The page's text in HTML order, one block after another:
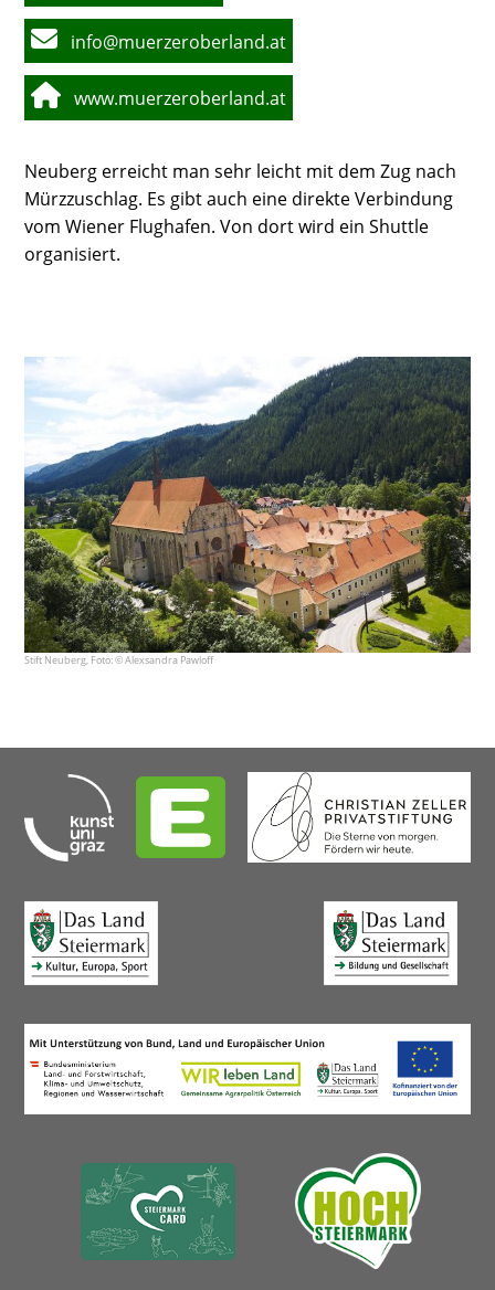
info@muerzeroberland.at
www.muerzeroberland.at
Neuberg erreicht man sehr leicht mit dem Zug nach
Mürzzuschlag. Es gibt auch eine direkte Verbindung
vom Wiener Flughafen. Von dort wird ein Shuttle
organisiert.
Stift Neuberg, Foto: © Alexsandra Pawloff